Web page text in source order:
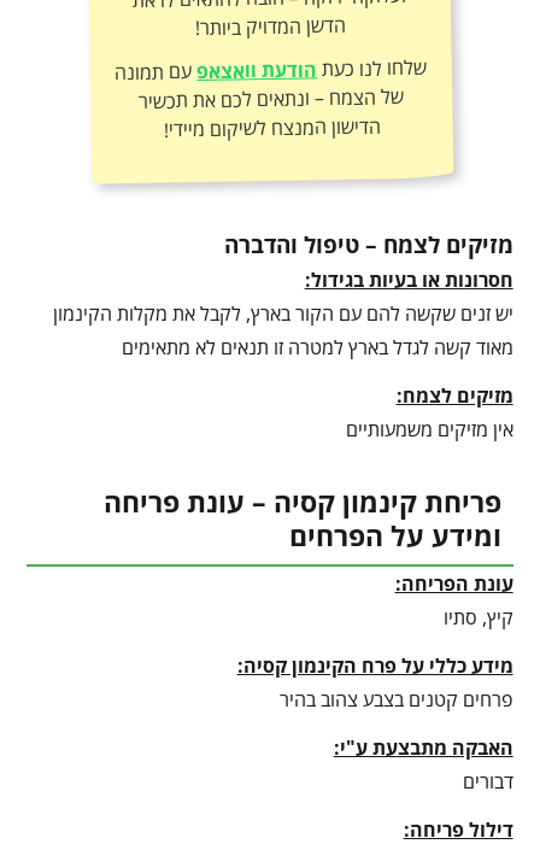
הדשן המדויק ביותר!
שלחו לנו כעתהודעת וואצאפעם תמונה
של הצמח – ונתאים לכם את תכשיר
הדישון המנצח לשיקום מיידי!
מזיקים לצמח – טיפול והדברה
חסרונות או בעיות בגידול:
יש זנים שקשה להם עם הקור בארץ, לקבל את מקלות הקינמון
מאוד קשה לגדל בארץ למטרה זו תנאים לא מתאימים
מזיקים לצמח:
אין מזיקים משמעותיים
פריחת קינמון קסיה – עונת פריחה
ומידע על הפרחים
עונת הפריחה:
קיץ, סתיו
מידע כללי על פרח הקינמון קסיה:
פרחים קטנים בצבע צהוב בהיר
האבקה מתבצעת ע"י:
דבורים
דילול פריחה: